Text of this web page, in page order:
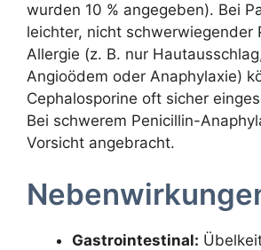
wurden 10 % angegeben). Bei
leichter, nicht schwerwiegender
Allergie (z. B. nur
Angioödem oder Anaphylaxie)
Cephalosporine oft sicher
Bei schwerem Penicillin-
Vorsicht angebracht.
Gastrointestinal: